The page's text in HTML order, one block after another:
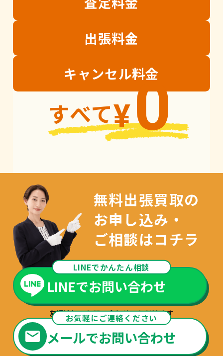
出張料金
キャンセル料金
すべて¥0
無料出張買取の
お申し込み・
ご相談はコチラ
LINEでかんたん相談
LINEでお問い合わせ
友達追加でお問い合わせいただけます
お気軽にご連絡ください
メールでお問い合わせ